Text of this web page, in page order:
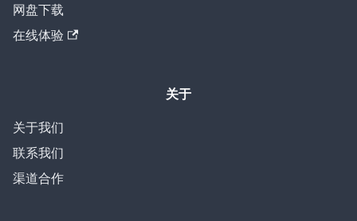
网盘下载
在线体验
关于
关于我们
联系我们
渠道合作